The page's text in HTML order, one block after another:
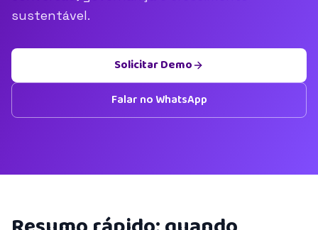
sustentável.
Solicitar Demo
Falar no WhatsApp